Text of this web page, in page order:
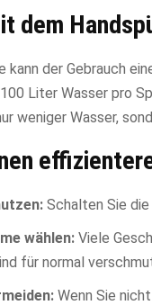
dem
der Gebrauch
Liter Wasser pro
weniger Wasser,
Schalten Sie
wählen: Viele
für normal
Wenn Sie